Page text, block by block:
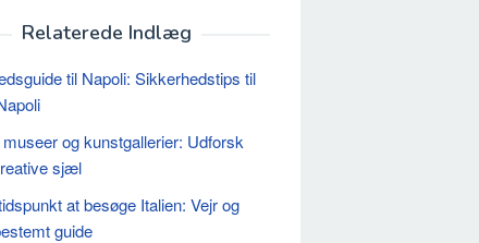
Relaterede Indlæg
til Napoli: Sikkerhedstips til
og kunstgallerier: Udforsk
sjæl
at besøge Italien: Vejr og
guide